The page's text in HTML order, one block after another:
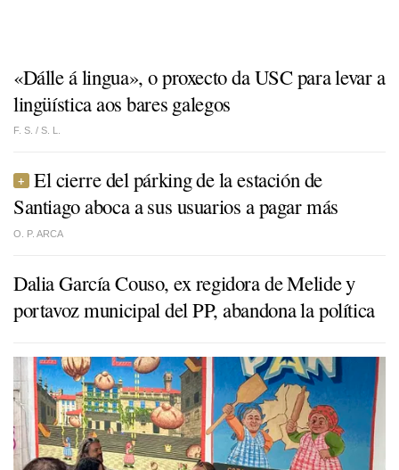
«Dálle á lingua», o proxecto da USC para levar a
lingüística aos bares galegos
F. S. / S. L.
El cierre del párking de la estación de
Santiago aboca a sus usuarios a pagar más
O. P. ARCA
Dalia García Couso, ex regidora de Melide y
portavoz municipal del PP, abandona la política